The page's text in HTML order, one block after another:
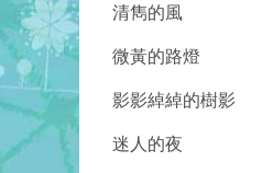
清雋的風
微黃的路燈
影影綽綽的樹影
迷人的夜